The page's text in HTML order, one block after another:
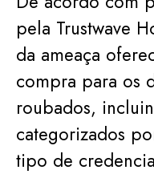
pela Trustwave
da ameaça
compra para os
roubados,
categorizados
tipo de